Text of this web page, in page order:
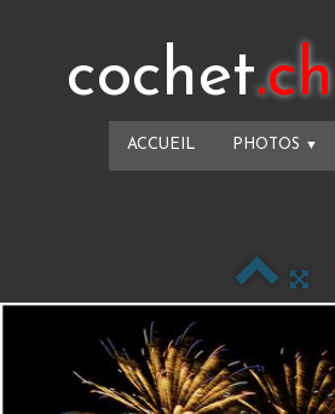
cochet.ch
ACCUEIL PHOTOS ▼